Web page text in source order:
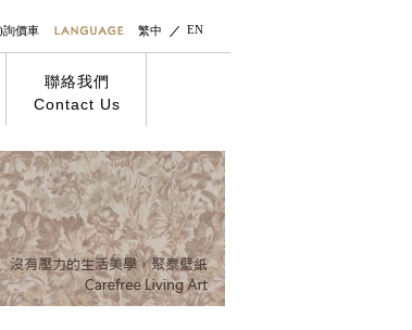
EN
繁中
詢價車
聯絡我們
Contact Us